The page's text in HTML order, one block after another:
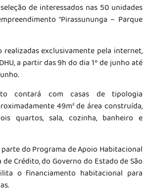
de interessados nas 50 unidades
“Pirassununga – Parque
realizadas exclusivamente pela internet,
a partir das 9h do dia 1º de junho até
contará com casas de tipologia
49m² de área construída,
quartos, sala, cozinha, banheiro e
do Programa de Apoio Habitacional
Crédito, do Governo do Estado de São
o financiamento habitacional para